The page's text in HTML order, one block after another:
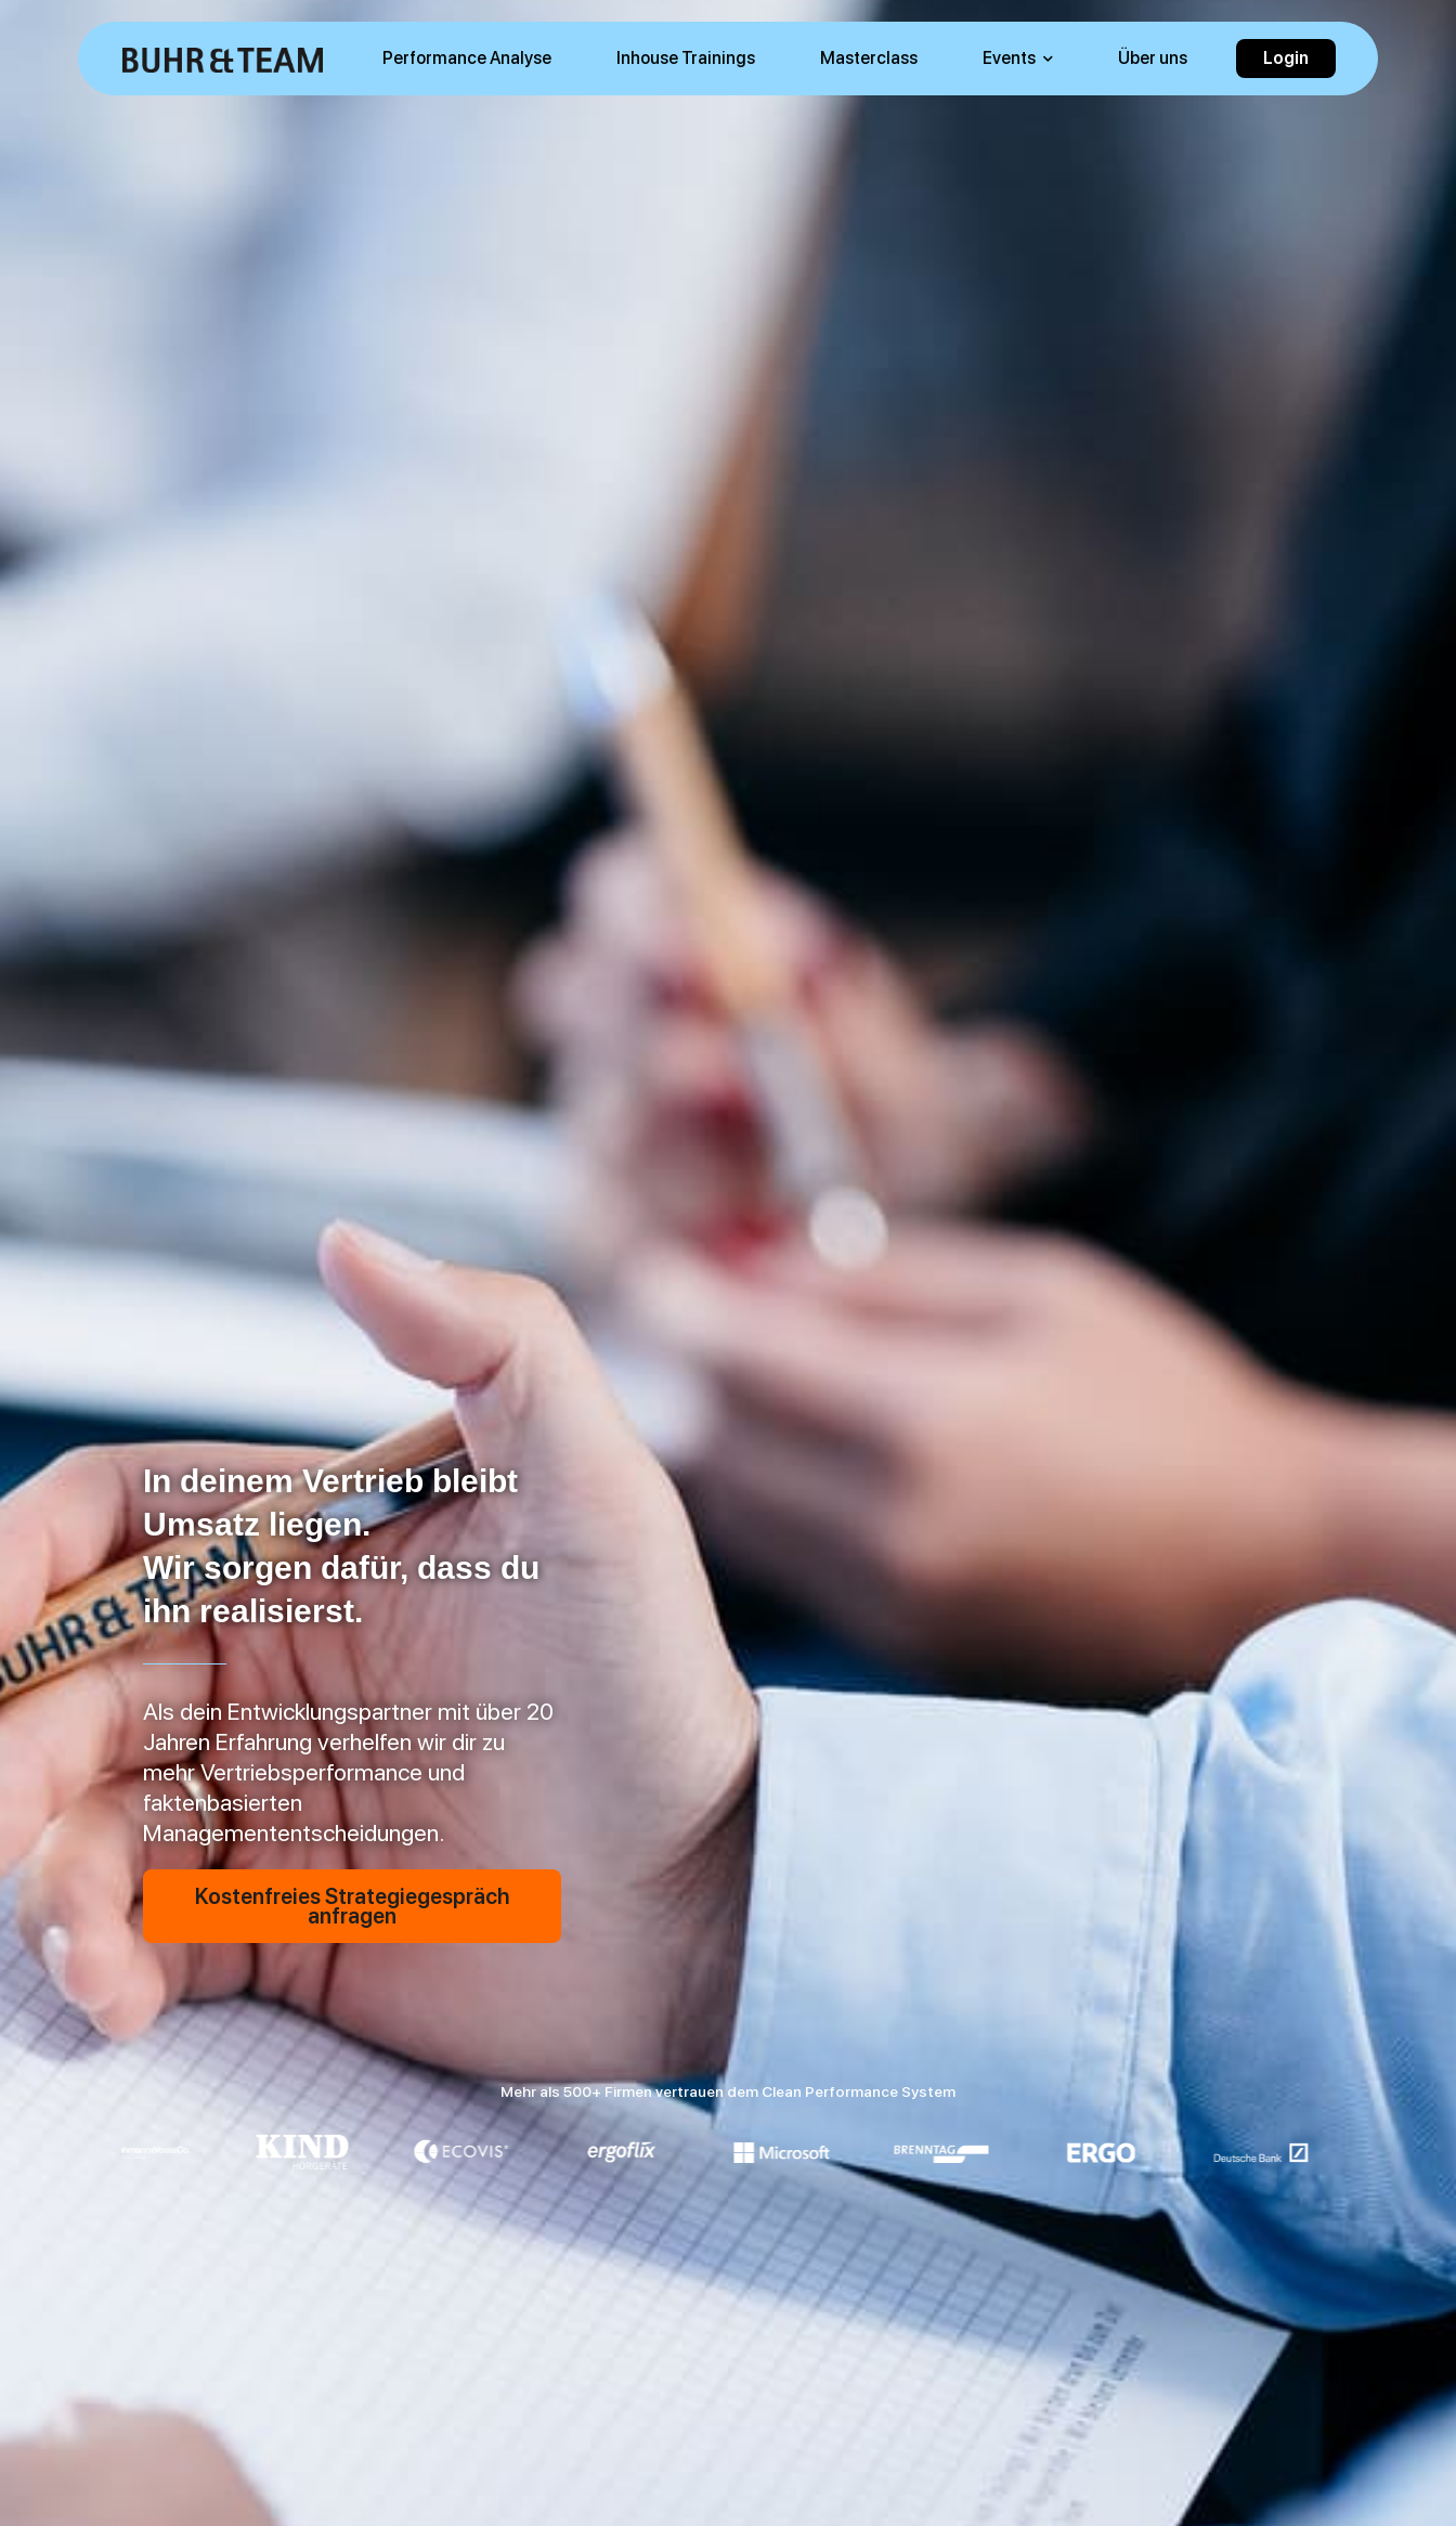
Performance Analyse Inhouse Trainings Masterclass Events Über uns Login
In deinem Vertrieb bleibt
Umsatz liegen.
Wir sorgen dafür, dass du
ihn realisierst.
Als dein Entwicklungspartner mit über 20
Jahren Erfahrung verhelfen wir dir zu
mehr Vertriebsperformance und
faktenbasierten
Managemententscheidungen.
Kostenfreies Strategiegespräch
anfragen
Mehr als 500+ Firmen vertrauen dem Clean Performance System